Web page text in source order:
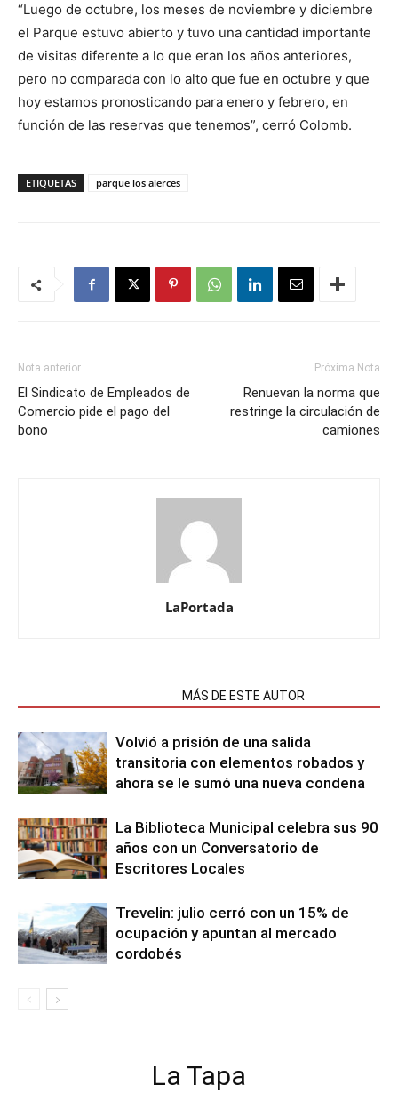
“Luego de octubre, los meses de noviembre y diciembre
el Parque estuvo abierto y tuvo una cantidad importante
de visitas diferente a lo que eran los años anteriores,
pero no comparada con lo alto que fue en octubre y que
hoy estamos pronosticando para enero y febrero, en
función de las reservas que tenemos”, cerró Colomb.
ETIQUETAS parque los alerces
Nota anterior
El Sindicato de Empleados de
Comercio pide el pago del
bono
Próxima Nota
Renuevan la norma que
restringe la circulación de
camiones
LaPortada
MÁS DE ESTE AUTOR
Volvió a prisión de una salida
transitoria con elementos robados y
ahora se le sumó una nueva condena
La Biblioteca Municipal celebra sus 90
años con un Conversatorio de
Escritores Locales
Trevelin: julio cerró con un 15% de
ocupación y apuntan al mercado
cordobés
La Tapa